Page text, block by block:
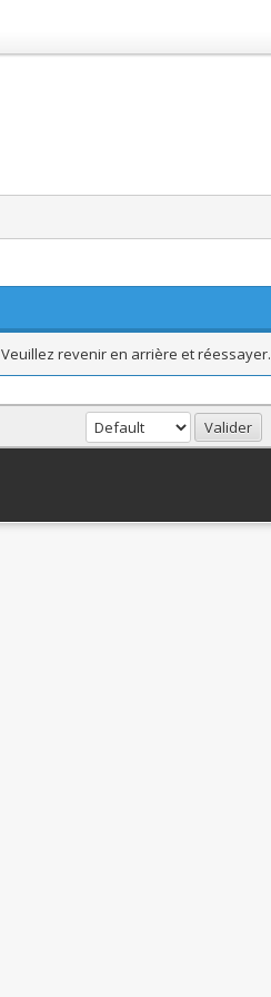
revenir en arrière et réessayer.
RSS